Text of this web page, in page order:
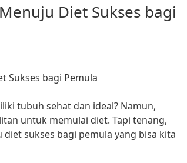
Diet Sukses bagi
Sukses bagi Pemula
tubuh sehat dan ideal? Namun,
untuk memulai diet. Tapi tenang,
sukses bagi pemula yang bisa kita